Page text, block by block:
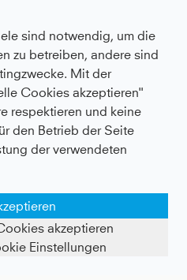
sind notwendig, um die
zu betreiben, andere sind
Mit der
Cookies akzeptieren"
respektieren und keine
den Betrieb der Seite
der verwendeten
akzeptieren
Einstellungen